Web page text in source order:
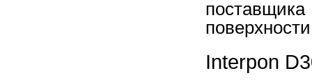
Interpon